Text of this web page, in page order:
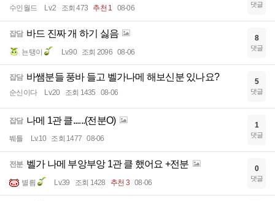
수인월드 Lv.2 조회 473 추천 1 08-06 댓글
잡담 바드 진짜 개 하기 싫음
뇬탱이 Lv.90 조회 2096 08-06
8
댓글
잡담 바쌤분들 풍바 들고 벨가나메 해보신분 있나요?
순신이다 Lv.20 조회 1435 08-06
5
댓글
잡담 나메 1관 클......(전분O)
붸틀 Lv.10 조회 1477 08-06
1
댓글
전분 벨가 나메 부앙부앙 1관 클 했어요 +전분
별릠 Lv.39 조회 1428 추천 3 08-06
0
댓글